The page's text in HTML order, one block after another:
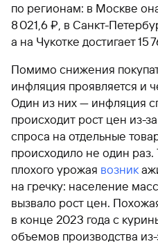
по регионам: в Москве
8 021,6 ₽, в Санкт-
а на Чукотке достигает 15
Помимо снижения
инфляция проявляется и
Один из них — инфляция
происходит рост цен из-
спроса на отдельные
происходило не один раз.
плохого урожая возник
на гречку: население
вызвало рост цен.
в конце 2023 года с
объемов производства